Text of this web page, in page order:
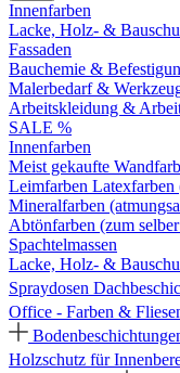
Innenfarben
Lacke, Holz- &
Fassaden
Bauchemie &
Malerbedarf &
Arbeitskleidung &
SALE %
Innenfarben
Meist gekaufte
Leimfarben Latexfarben
Mineralfarben
Abtönfarben (zum
Spachtelmassen
Lacke, Holz- &
Spraydosen
Office - Farben &
Holzschutz für